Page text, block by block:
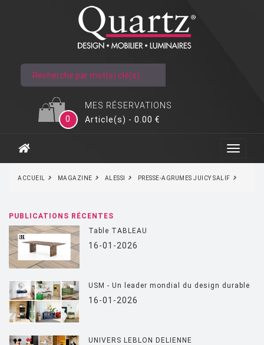
MES RÉSERVATIONS
0
Article(s) - 0.00 €
ACCUEIL MAGAZINE ALESSI PRESSE-AGRUMES JUICY SALIF
PUBLICATIONS RÉCENTES
Table TABLEAU
16-01-2026
USM - Un leader mondial du design durable
16-01-2026
UNIVERS LEBLON DELIENNE